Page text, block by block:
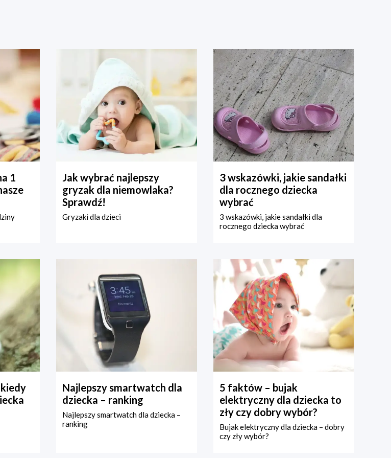
1
Jak wybrać najlepszy
gryzak dla niemowlaka?
Sprawdź!
Gryzaki dla dzieci
3 wskazówki, jakie sandałki
dla rocznego dziecka
wybrać
3 wskazówki, jakie sandałki dla
rocznego dziecka wybrać
Najlepszy smartwatch dla
dziecka – ranking
Najlepszy smartwatch dla dziecka –
ranking
5 faktów – bujak
elektryczny dla dziecka to
zły czy dobry wybór?
Bujak elektryczny dla dziecka – dobry
czy zły wybór?